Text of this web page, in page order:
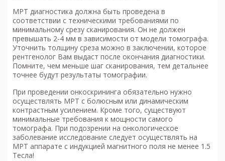
МРТ диагностика должна быть проведена в
соответствии с техническими требованиями по
минимальному срезу сканирования. Он не должен
превышать 2-4 мм в зависимости от модели томографа.
Уточнить толщину среза можно в заключении, которое
рентгенолог Вам выдаст после окончания диагностики.
Помните, чем меньше шаг сканирования, тем детальнее
точнее будут результаты томографии.
При проведении онкоскрининга обязательно нужно
осуществлять МРТ с болюсным или динамическим
контрастным усилением. Кроме того, существуют
минимальные требования к мощности самого
томографа. При подозрении на онкологическое
заболевание исследование следует осуществлять на
МРТ аппарате с индукцией магнитного поля не менее 1.5
Тесла!